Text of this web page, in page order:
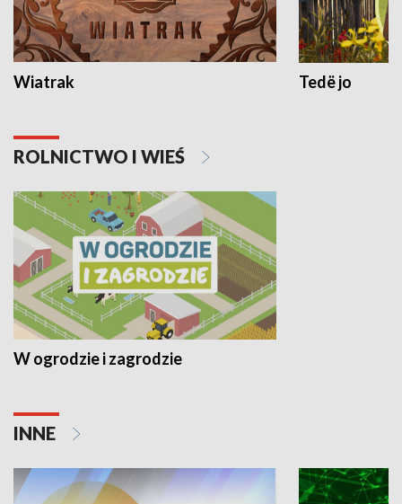
Wiatrak Tedë jo
ROLNICTWO I WIEŚ
W ogrodzie i zagrodzie
INNE